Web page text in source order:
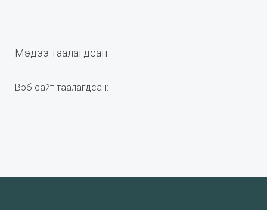
Мэдээ таалагдсан:
Вэб сайт таалагдсан: